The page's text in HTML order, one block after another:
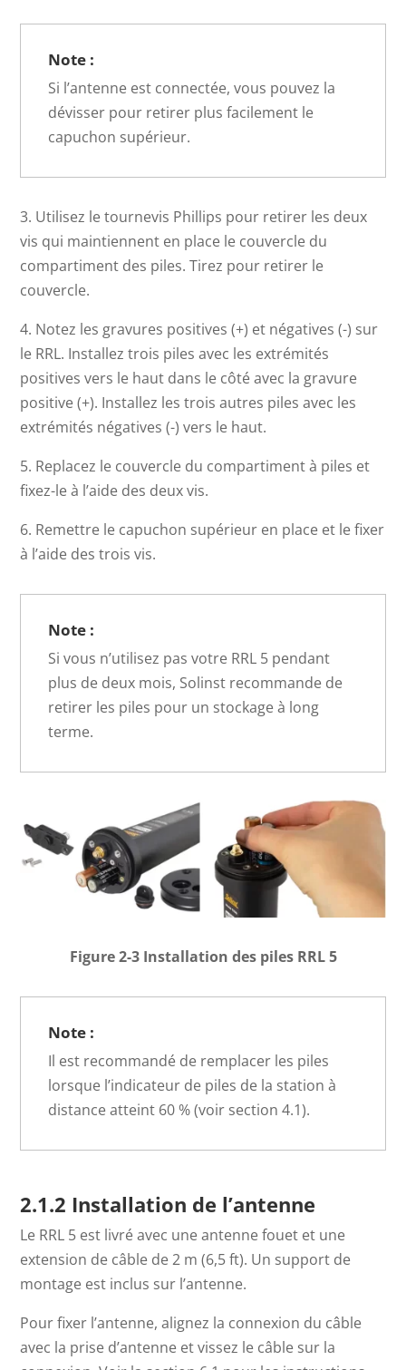
Note :
Si l’antenne est connectée, vous pouvez la
dévisser pour retirer plus facilement le
capuchon supérieur.
3. Utilisez le tournevis Phillips pour retirer les deux
vis qui maintiennent en place le couvercle du
compartiment des piles. Tirez pour retirer le
couvercle.
4. Notez les gravures positives (+) et négatives (-) sur
le RRL. Installez trois piles avec les extrémités
positives vers le haut dans le côté avec la gravure
positive (+). Installez les trois autres piles avec les
extrémités négatives (-) vers le haut.
5. Replacez le couvercle du compartiment à piles et
fixez-le à l’aide des deux vis.
6. Remettre le capuchon supérieur en place et le fixer
à l’aide des trois vis.
Note :
Si vous n’utilisez pas votre RRL 5 pendant
plus de deux mois, Solinst recommande de
retirer les piles pour un stockage à long
terme.
Figure 2-3 Installation des piles RRL 5
Note :
Il est recommandé de remplacer les piles
lorsque l’indicateur de piles de la station à
distance atteint 60 % (voir section 4.1).
2.1.2 Installation de l’antenne
Le RRL 5 est livré avec une antenne fouet et une
extension de câble de 2 m (6,5 ft). Un support de
montage est inclus sur l’antenne.
Pour fixer l’antenne, alignez la connexion du câble
avec la prise d’antenne et vissez le câble sur la